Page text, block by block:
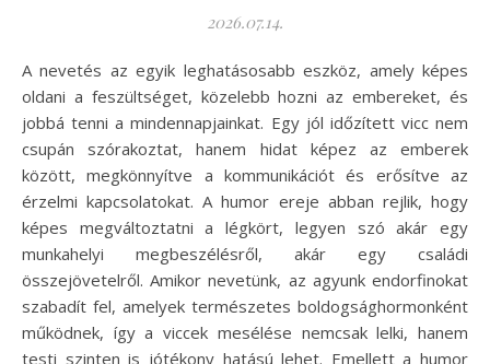
2026.07.14.
A nevetés az egyik leghatásosabb eszköz, amely képes
oldani a feszültséget, közelebb hozni az embereket, és
jobbá tenni a mindennapjainkat. Egy jól időzített vicc nem
csupán szórakoztat, hanem hidat képez az emberek
között, megkönnyítve a kommunikációt és erősítve az
érzelmi kapcsolatokat. A humor ereje abban rejlik, hogy
képes megváltoztatni a légkört, legyen szó akár egy
munkahelyi megbeszélésről, akár egy családi
összejövetelről. Amikor nevetünk, az agyunk endorfinokat
szabadít fel, amelyek természetes boldogsághormonként
működnek, így a viccek mesélése nemcsak lelki, hanem
testi szinten is jótékony hatású lehet. Emellett a humor